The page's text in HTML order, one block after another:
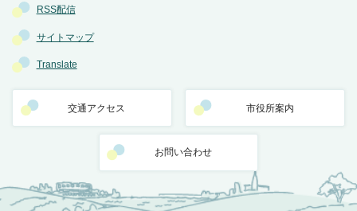
RSS配信
サイトマップ
Translate
交通アクセス 市役所案内
お問い合わせ